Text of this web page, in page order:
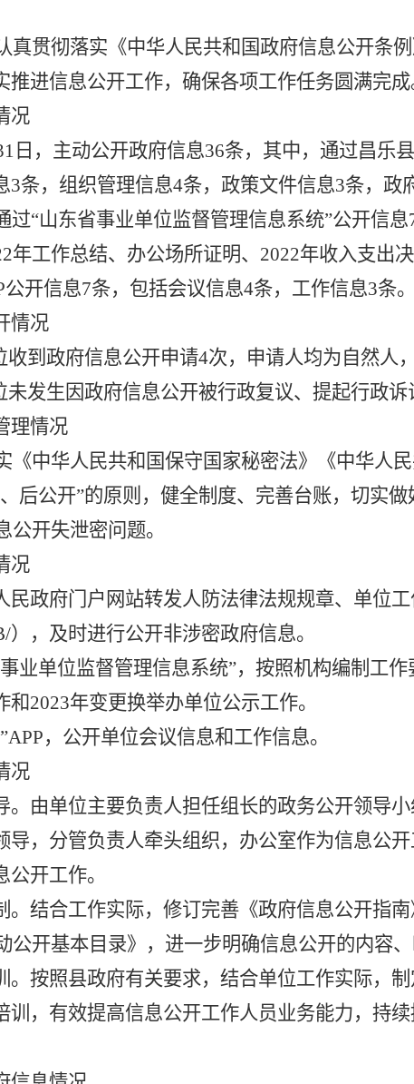
真贯彻落实《中华人民共和国政府信息公开条
推进信息公开工作， 确保各项工作任务圆满完成
况
日，主动公开政府信息36条，其中，通过昌乐
3条，组织管理信息4条， 政策文件信息3条，政
过“山东省事业单位监督管理信息系统”公开信息
年工作总结、办公场所证明、 2022年收入支出
公开信息7条，包括会议信息4条，工作信息3条。
情况
收到政府信息公开申请4次，申请人均为自然人
未发生因政府信息公开被行政复议、提起行政诉
理情况
《中华人民共和国保守国家秘密法》 《中华人
后公开”的原则， 健全制度、完善台账，切实做
公开失泄密问题。
况
民政府门户网站转发人防法律法规规章、单位
，及时进行公开非涉密政府信息。
业单位监督管理信息系统”，按照机构编制工作
和2023年变更换举办单位公示工作。
APP，公开单位会议信息和工作信息。
况
。由单位主要负责人担任组长的政务公开领导
， 分管负责人牵头组织，办公室作为信息公开
开工作。
。结合工作实际，修订完善《政府信息公开指南
公开基本目录》 ，进一步明确信息公开的内容
。按照县政府有关要求，结合单位工作实际，
， 有效提高信息公开工作人员业务能力， 持